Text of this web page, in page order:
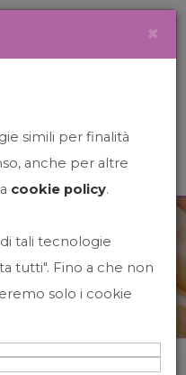
×
simili per finalità
anche per altre
cookie policy.
tali tecnologie
tutti". Fino a che non
solo i cookie